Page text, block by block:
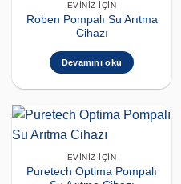
EVINIZ İÇIN
Roben Pompalı Su Arıtma
Cihazı
Devamını oku
EVINIZ İÇIN
Puretech Optima Pompalı